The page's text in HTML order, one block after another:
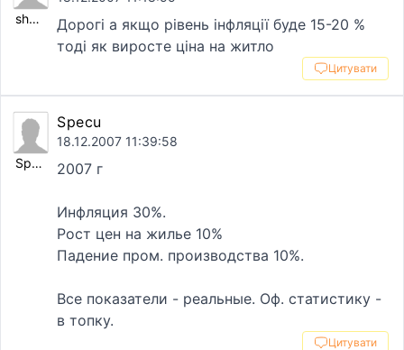
shummmi
Дорогі а якщо рівень інфляції буде 15-20 %
тоді як виросте ціна на житло
Цитувати
Specu
Specu
18.12.2007 11:39:58
2007 г
Инфляция 30%.
Рост цен на жилье 10%
Падение пром. производства 10%.
Все показатели - реальные. Оф. статистику -
в топку.
Цитувати